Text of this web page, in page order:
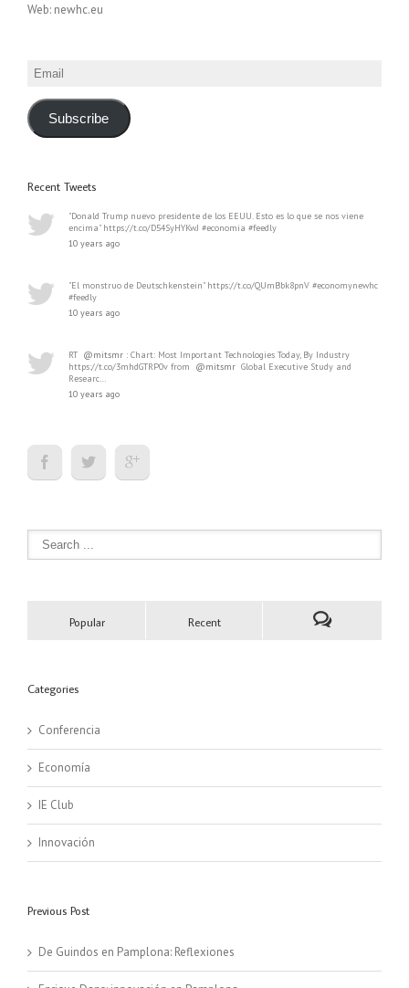
Web: newhc.eu
Email
Subscribe
Recent Tweets
"Donald Trump nuevo presidente de los EEUU. Esto es lo que se nos viene
encima" https://t.co/D54SyHYKwJ #economia #feedly
10 years ago
"El monstruo de Deutschkenstein" https://t.co/QUmBbk8pnV #economynewhc
#feedly
10 years ago
RT @mitsmr : Chart: Most Important Technologies Today, By Industry
https://t.co/3mhdGTRP0v from @mitsmr Global Executive Study and
Researc…
10 years ago
Popular Recent
Categories
Conferencia
Economía
IE Club
Innovación
Previous Post
De Guindos en Pamplona: Reflexiones